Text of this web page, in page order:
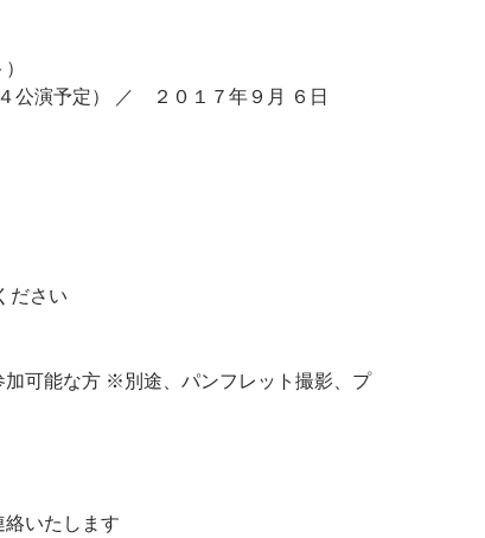
公演予定） ／ ２０１７年９月 ６日
ださい
可能な方 ※別途、パンフレット撮影、プ
絡いたします